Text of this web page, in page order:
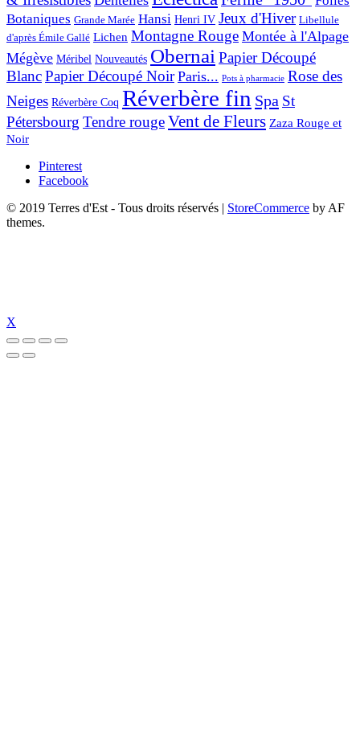
Botaniques Grande Marée Hansi Henri IV Jeux d'Hiver Libellule
d'après Émile Gallé Lichen Montagne Rouge Montée à l'Alpage
Mégève Méribel Nouveautés Obernai Papier Découpé
BlancPapier Découpé Noir Paris... Pots à pharmacie Rose des
Neiges Réverbère Coq Réverbère fin Spa St
Pétersbourg Tendre rougeVent de Fleurs Zaza Rouge et
Noir
Pinterest
Facebook
© 2019 Terres d'Est - Tous droits réservés | StoreCommerce by AF
themes.
X